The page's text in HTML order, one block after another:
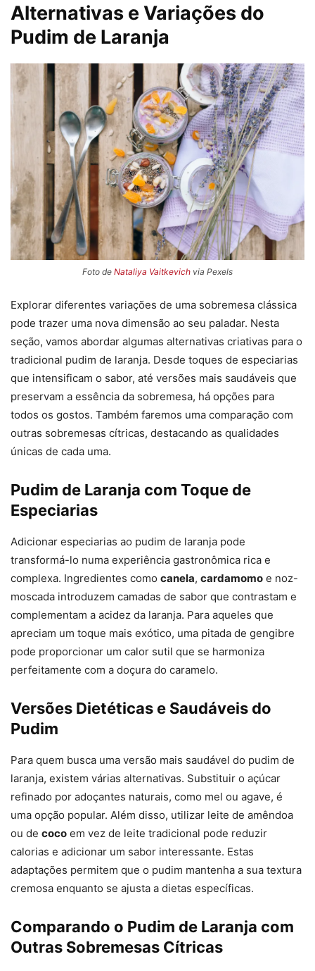
Alternativas e Variações do
Pudim de Laranja
Foto de Nataliya Vaitkevich via Pexels
Explorar diferentes variações de uma sobremesa clássica
pode trazer uma nova dimensão ao seu paladar. Nesta
seção, vamos abordar algumas alternativas criativas para o
tradicional pudim de laranja. Desde toques de especiarias
que intensificam o sabor, até versões mais saudáveis que
preservam a essência da sobremesa, há opções para
todos os gostos. Também faremos uma comparação com
outras sobremesas cítricas, destacando as qualidades
únicas de cada uma.
Pudim de Laranja com Toque de
Especiarias
Adicionar especiarias ao pudim de laranja pode
transformá-lo numa experiência gastronômica rica e
complexa. Ingredientes como canela, cardamomo e noz-
moscada introduzem camadas de sabor que contrastam e
complementam a acidez da laranja. Para aqueles que
apreciam um toque mais exótico, uma pitada de gengibre
pode proporcionar um calor sutil que se harmoniza
perfeitamente com a doçura do caramelo.
Versões Dietéticas e Saudáveis do
Pudim
Para quem busca uma versão mais saudável do pudim de
laranja, existem várias alternativas. Substituir o açúcar
refinado por adoçantes naturais, como mel ou agave, é
uma opção popular. Além disso, utilizar leite de amêndoa
ou de coco em vez de leite tradicional pode reduzir
calorias e adicionar um sabor interessante. Estas
adaptações permitem que o pudim mantenha a sua textura
cremosa enquanto se ajusta a dietas específicas.
Comparando o Pudim de Laranja com
Outras Sobremesas Cítricas